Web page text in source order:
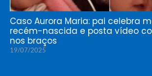
Caso Aurora Maria: pai celebra
recém-nascida e posta vídeo
nos braços
19/07/2025